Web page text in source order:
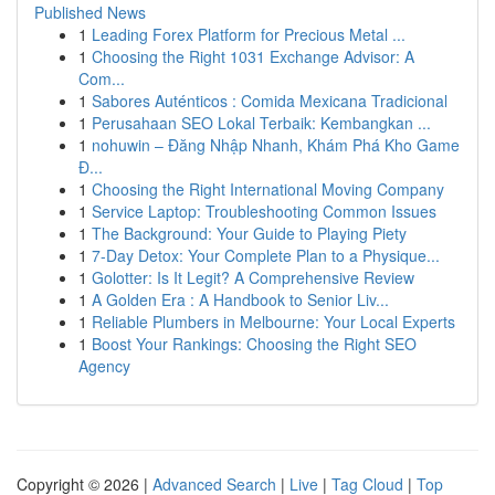
Published News
1 Leading Forex Platform for Precious Metal ...
1 Choosing the Right 1031 Exchange Advisor: A
Com...
1 Sabores Auténticos : Comida Mexicana Tradicional
1 Perusahaan SEO Lokal Terbaik: Kembangkan ...
1 nohuwin – Đăng Nhập Nhanh, Khám Phá Kho Game
Đ...
1 Choosing the Right International Moving Company
1 Service Laptop: Troubleshooting Common Issues
1 The Background: Your Guide to Playing Piety
1 7-Day Detox: Your Complete Plan to a Physique...
1 Golotter: Is It Legit? A Comprehensive Review
1 A Golden Era : A Handbook to Senior Liv...
1 Reliable Plumbers in Melbourne: Your Local Experts
1 Boost Your Rankings: Choosing the Right SEO
Agency
Copyright © 2026 | Advanced Search | Live | Tag Cloud | Top